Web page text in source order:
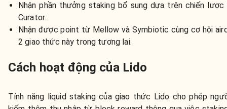
Nhận phần thưởng staking bổ sung dựa trên chiến lược
Curator.
Nhận được point từ Mellow và Symbiotic cùng cơ hội
2 giao thức này trong tương lai.
Cách hoạt động của Lido
Tính năng liquid staking của giao thức Lido cho phép